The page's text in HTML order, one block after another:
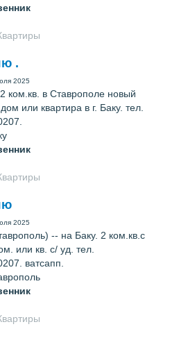
.
2025
ком.кв. в Ставрополе новый
или квартира в г. Баку. тел.
2025
-- на Баку. 2 ком.кв.с
или кв. с/ уд. тел.
ватсапп.